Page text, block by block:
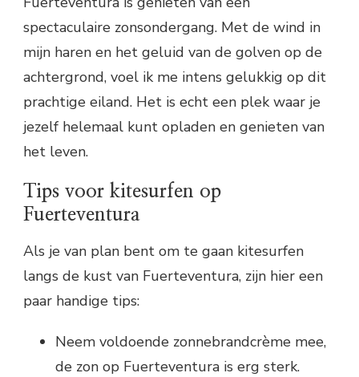
spectaculaire zonsondergang. Met de wind in
mijn haren en het geluid van de golven op de
achtergrond, voel ik me intens gelukkig op dit
prachtige eiland. Het is echt een plek waar je
jezelf helemaal kunt opladen en genieten van
het leven.
Tips voor kitesurfen op
Fuerteventura
Als je van plan bent om te gaan kitesurfen
langs de kust van Fuerteventura, zijn hier een
paar handige tips:
Neem voldoende zonnebrandcrème mee,
de zon op Fuerteventura is erg sterk.